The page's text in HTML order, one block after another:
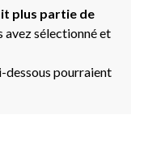
plus partie de
avez sélectionné et
dessous pourraient